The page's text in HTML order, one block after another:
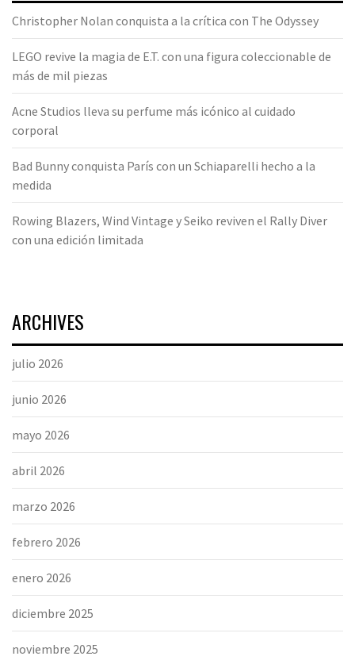
Christopher Nolan conquista a la crítica con The Odyssey
LEGO revive la magia de E.T. con una figura coleccionable de
más de mil piezas
Acne Studios lleva su perfume más icónico al cuidado
corporal
Bad Bunny conquista París con un Schiaparelli hecho a la
medida
Rowing Blazers, Wind Vintage y Seiko reviven el Rally Diver
con una edición limitada
ARCHIVES
julio 2026
junio 2026
mayo 2026
abril 2026
marzo 2026
febrero 2026
enero 2026
diciembre 2025
noviembre 2025